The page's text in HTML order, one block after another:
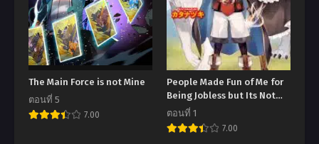
The Main Force is not Mine
ตอนที่ 5
7.00
People Made Fun of Me for
Being Jobless but Its Not
Bad at All – ใครว่าอาชีพข้า
ไม่แข็งแกร่ง
ตอนที่ 1
7.00